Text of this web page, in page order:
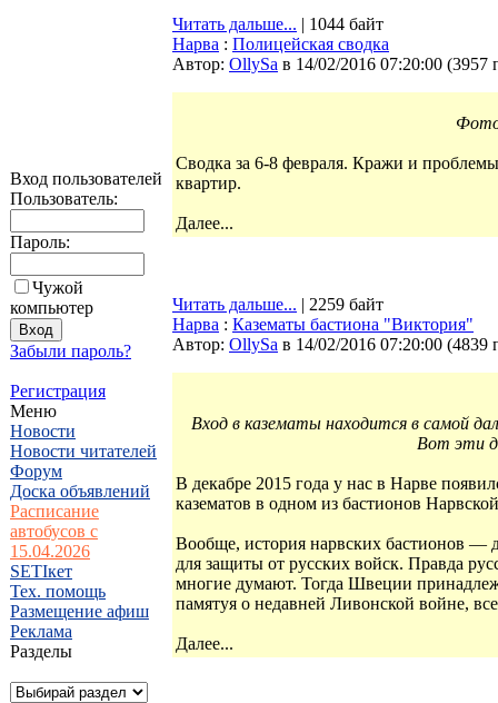
Вход пользователей
Пользователь:
Пароль:
Чужой
компьютер
Забыли пароль?
Регистрация
Меню
Новости
Новости читателей
Форум
Доска объявлений
Расписание
автобусов с
15.04.2026
SETIкет
Тех. помощь
Размещение афиш
Реклама
Разделы
Читать дальше... | 1044 байт
Нарва : Полицейская сводка
Автор: OllySa в 14/02/2016 07:20:00 (3957
Сводка за 6-8 февраля. Кражи и
квартир.
Далее...
Читать дальше... | 2259 байт
Нарва : Казематы бастиона "Виктория"
Автор: OllySa в 14/02/2016 07:20:00 (4839
Вход в казематы находится в самой
Вот эти
В декабре 2015 года у нас в Нарве
казематов в одном из бастионов
Вообще, история нарвских бастионов
для защиты от русских войск. Правда
многие думают. Тогда Швеции
памятуя о недавней Ливонской войне,
Далее...